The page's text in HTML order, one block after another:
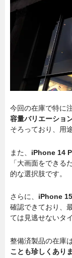
今回の在庫で特に
容量バリエーショ
そろっており、用
また、 iPhone 14
「大画面をできる
的な選択肢です。
さらに、 iPhone
確認できており、
ては見逃せないタ
整備済製品の在庫
ことも珍しくあり